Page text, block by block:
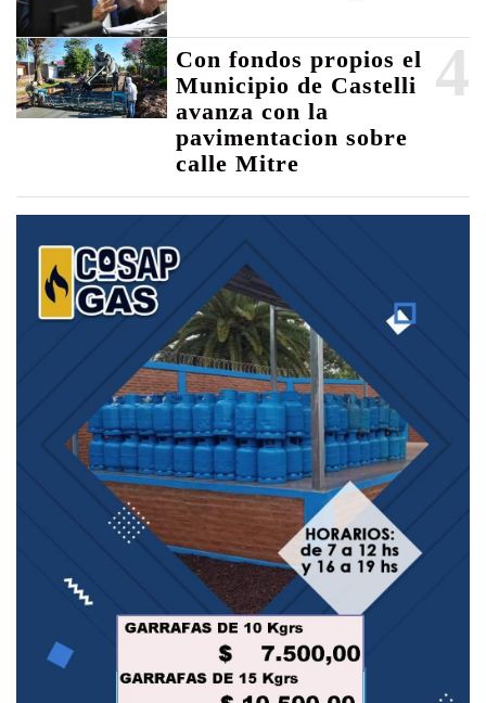
4
Con fondos propios el
Municipio de Castelli
avanza con la
pavimentacion sobre
calle Mitre